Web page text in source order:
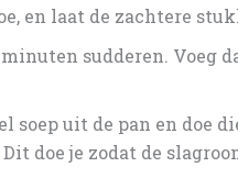
en laat de zachtere
minuten sudderen. Voeg
soep uit de pan en doe
Dit doe je zodat de